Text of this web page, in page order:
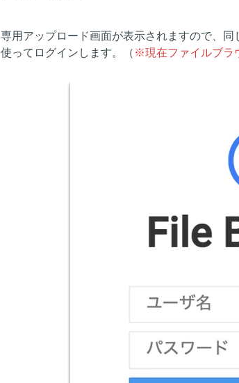
専用アップロード画面が表示されますので、
使ってログインします。（※現在ファイルブラ